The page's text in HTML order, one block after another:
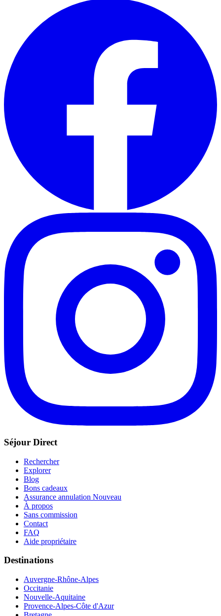
Séjour Direct
Rechercher
Explorer
Blog
Bons cadeaux
Assurance annulation Nouveau
À propos
Sans commission
Contact
FAQ
Aide propriétaire
Destinations
Auvergne-Rhône-Alpes
Occitanie
Nouvelle-Aquitaine
Provence-Alpes-Côte d'Azur